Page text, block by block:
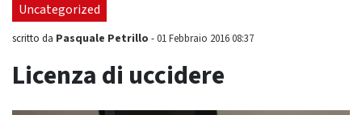
Uncategorized
scritto da Pasquale Petrillo -01 Febbraio 2016 08:37
Licenza di uccidere